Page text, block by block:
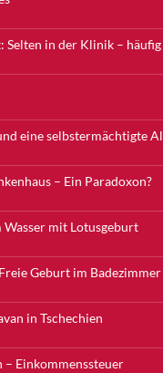
Selten in der Klinik –
eine selbstermächtigte
– Ein Paradoxon?
Wasser mit Lotusgeburt
Geburt im Badezimmer
in Tschechien
– Einkommenssteuer